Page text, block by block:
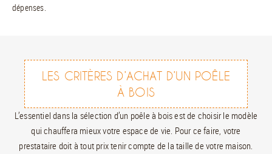
dépenses.
LES CRITÈRES D’ACHAT D’UN POÊLE
À BOIS
L’essentiel dans la sélection d’un poêle à bois est de choisir le modèle
qui chauffera mieux votre espace de vie. Pour ce faire, votre
prestataire doit à tout prix tenir compte de la taille de votre maison.